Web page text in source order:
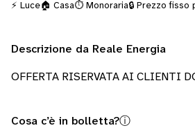
⚡ Luce🏠 Casa⏱️ Monoraria🔒 Prezzo fisso
Descrizione da Reale Energia
OFFERTA RISERVATA AI CLIENTI
Cosa c’è in bolletta?ⓘ